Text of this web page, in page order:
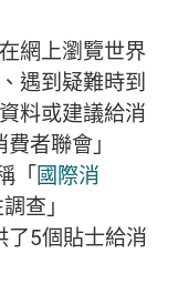
網上瀏覽世界
遇到疑難時到
料或建議給消
者聯會」
「國際消
查」
了5個貼士給消